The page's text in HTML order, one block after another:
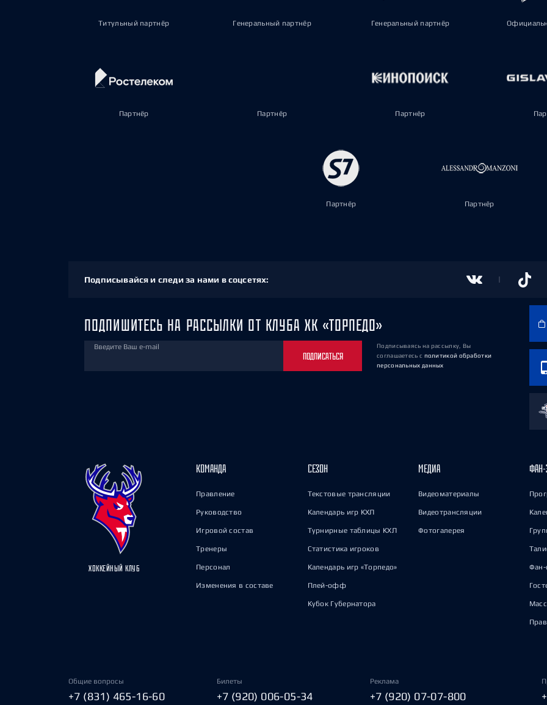
Титульный партнёр Генеральный партнёр Генеральный партнёр
Партнёр Партнёр Партнёр
Партнёр Партнёр
Подписывайся и следи за нами в соцсетях:
ПОДПИШИТЕСЬ НА РАССЫЛКИ ОТ КЛУБА ХК «ТОРПЕДО»
Введите Ваш e-mail
ПОДПИСАТЬСЯ
Подписываясь на рассылку, Вы
соглашаетесь с политикой обработки
персональных данных
ХОККЕЙНЫЙ КЛУБ
КОМАНДА
Правление
Руководство
Игровой состав
Тренеры
Персонал
Изменения в составе
СЕЗОН
Текстовые трансляции
Календарь игр КХЛ
Турнирные таблицы КХЛ
Статистика игроков
Календарь игр «Торпедо»
Плей-офф
Кубок Губернатора
МЕДИА
Видеоматериалы
Видеотрансляции
Фотогалерея
ФАН-
Фан-
Общие вопросы
+7 (831) 465-16-60
Билеты
+7 (920) 006-05-34
Реклама
+7 (920) 07-07-800